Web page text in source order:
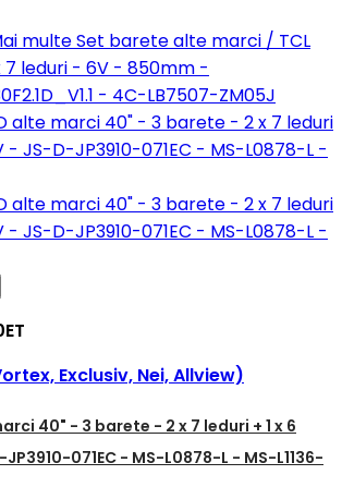
multeSet barete alte marci / TCL
7 leduri - 6V - 850mm -
- 4C-LB7507-ZM05J
Exclusiv, Nei, Allview)
40" - 3 barete - 2 x 7 leduri + 1 x 6
071EC - MS-L0878-L - MS-L1136-